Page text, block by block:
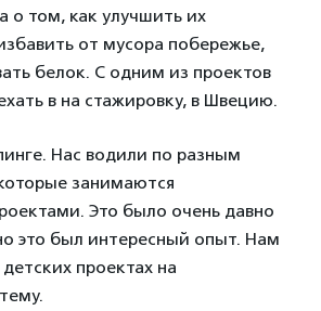
о том, как улучшить их
от мусора побережье,
белок. С одним из проектов
в на стажировку, в Швецию.
Нас водили по разным
занимаются
Это было очень давно
это был интересный опыт. Нам
проектах на